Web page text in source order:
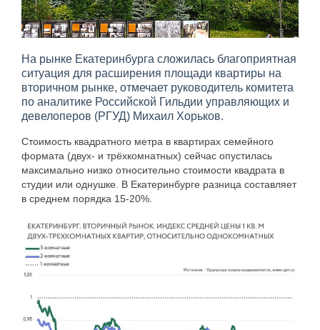
На рынке Екатеринбурга сложилась благоприятная
ситуация для расширения площади квартиры на
вторичном рынке, отмечает руководитель комитета
по аналитике Российской Гильдии управляющих и
девелоперов (РГУД) Михаил Хорьков.
Стоимость квадратного метра в квартирах семейного
формата (двух- и трёхкомнатных) сейчас опустилась
максимально низко относительно стоимости квадрата в
студии или однушке. В Екатеринбурге разница составляет
в среднем порядка 15-20%.